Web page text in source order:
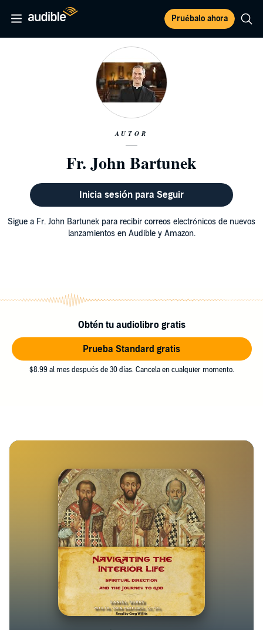
Pruébalo ahora
AUTOR
Fr. John Bartunek
Inicia sesión para Seguir
Sigue a Fr. John Bartunek para recibir correos electrónicos de nuevos
lanzamientos en Audible y Amazon.
Obtén tu audiolibro gratis
Prueba Standard gratis
$8.99 al mes después de 30 días. Cancela en cualquier momento.